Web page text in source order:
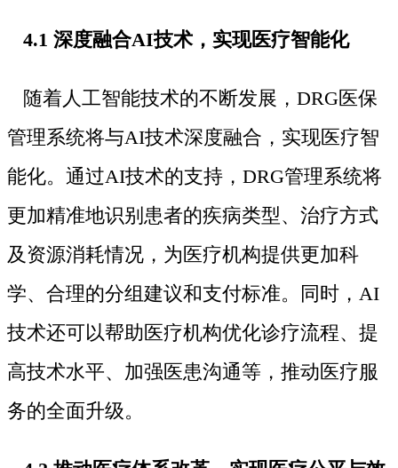
4.1 深度融合AI技术，实现医疗智能化
随着人工智能技术的不断发展，DRG医保
管理系统将与AI技术深度融合，实现医疗智
能化。通过AI技术的支持，DRG管理系统将
更加精准地识别患者的疾病类型、治疗方式
及资源消耗情况，为医疗机构提供更加科
学、合理的分组建议和支付标准。同时，AI
技术还可以帮助医疗机构优化诊疗流程、提
高技术水平、加强医患沟通等，推动医疗服
务的全面升级。